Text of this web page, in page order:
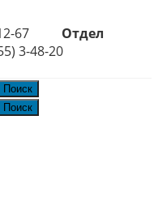
12-67 Отдел
3-48-20